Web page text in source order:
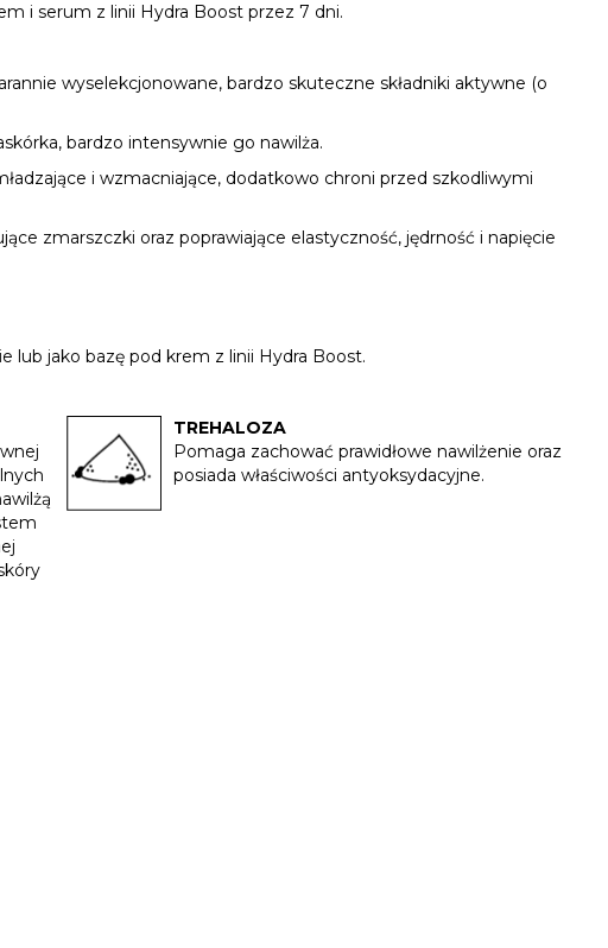
i serum z linii Hydra Boost przez 7 dni.
wyselekcjonowane, bardzo skuteczne składniki aktywne (o
bardzo intensywnie go nawilża.
i wzmacniające, dodatkowo chroni przed szkodliwymi
zmarszczki oraz poprawiające elastyczność, jędrność i napięcie
lub jako bazę pod krem z linii Hydra Boost.
TREHALOZA
Pomaga zachować prawidłowe nawilżenie oraz
posiada właściwości antyoksydacyjne.